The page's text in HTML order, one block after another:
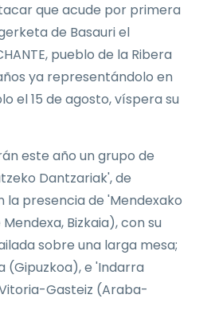
que acude por primera
de Basauri el
pueblo de la Ribera
ya representándolo en
el 15 de agosto, víspera su
este año un grupo de
Dantzariak', de
la presencia de 'Mendexako
Bizkaia), con su
sobre una larga mesa;
(Gipuzkoa), e 'Indarra
Gasteiz (Araba-